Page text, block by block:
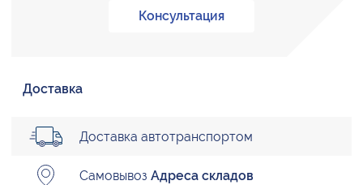
Консультация
Доставка
Доставка автотранспортом
Самовывоз Адреса складов